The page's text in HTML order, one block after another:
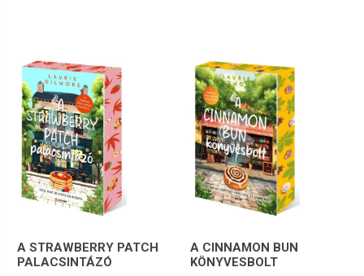
A STRAWBERRY PATCH
PALACSINTÁZÓ
A CINNAMON BUN
KÖNYVESBOLT